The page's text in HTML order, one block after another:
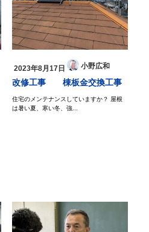
2023年8月17日 小野広和
改修工事 棟板金交換工事
住宅のメンテナンスしていますか？ 屋根
は暑い夏、寒い冬、強...